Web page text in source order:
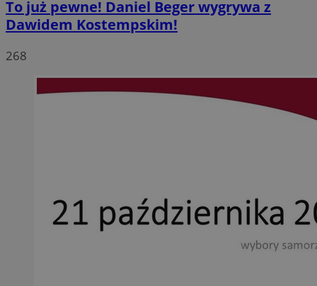
To już pewne! Daniel Beger wygrywa z
Dawidem Kostempskim!
268